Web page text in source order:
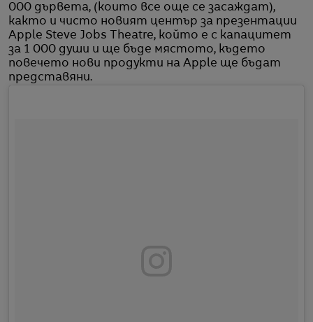
000 дървета, (които все още се засаждат),
както и чисто новият център за презентации
Apple Steve Jobs Theatre, който е с капацитет
за 1 000 души и ще бъде мястото, където
повечето нови продукти на Apple ще бъдат
представяни.